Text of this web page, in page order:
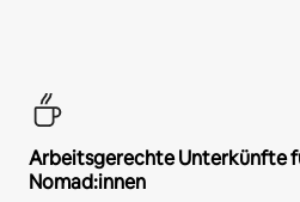
Arbeitsgerechte Unterkünfte
Nomad:innen